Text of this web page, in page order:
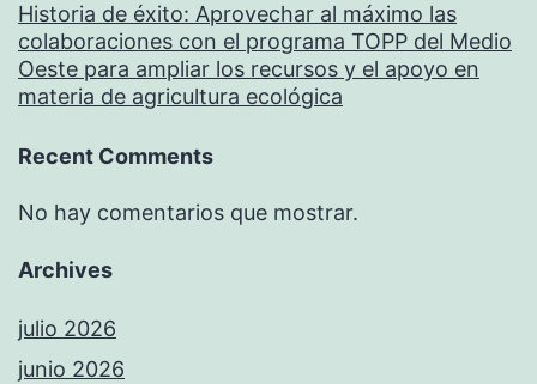
Historia de éxito: Aprovechar al máximo las
colaboraciones con el programa TOPP del Medio
Oeste para ampliar los recursos y el apoyo en
materia de agricultura ecológica
Recent Comments
No hay comentarios que mostrar.
Archives
julio 2026
junio 2026